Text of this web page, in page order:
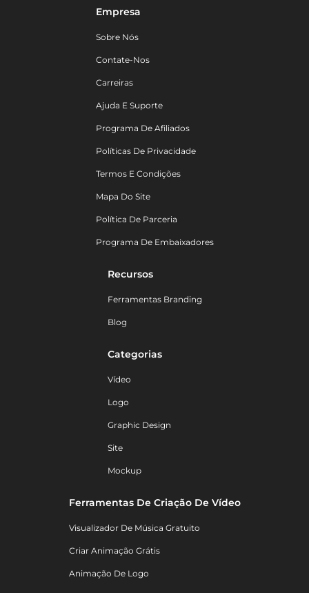
Empresa
Sobre Nós
Contate-Nos
Carreiras
Ajuda E Suporte
Programa De Afiliados
Políticas De Privacidade
Termos E Condições
Mapa Do Site
Política De Parceria
Programa De Embaixadores
Recursos
Ferramentas Branding
Blog
Categorias
Vídeo
Logo
Graphic Design
Site
Mockup
Ferramentas De Criação De Vídeo
Visualizador De Música Gratuito
Criar Animação Grátis
Animação De Logo